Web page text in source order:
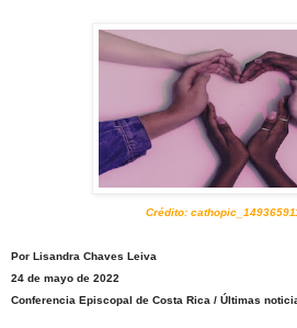
Crédito:
Por Lisandra Chaves Leiva
24 de mayo de 2022
Conferencia Episcopal de Costa Rica / Últimas